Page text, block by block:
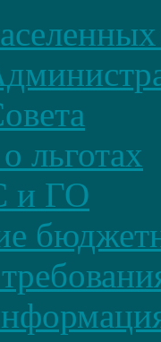
льготах
и ГО